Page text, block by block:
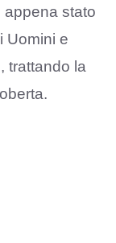
appena stato
Uomini e
trattando la